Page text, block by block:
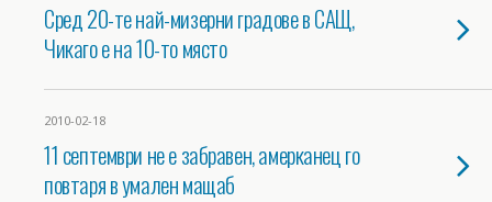
Сред 20-те най-мизерни градове в САЩ,
Чикаго е на 10-то място
2010-02-18
11 септември не е забравен, амерканец го
повтаря в умален мащаб